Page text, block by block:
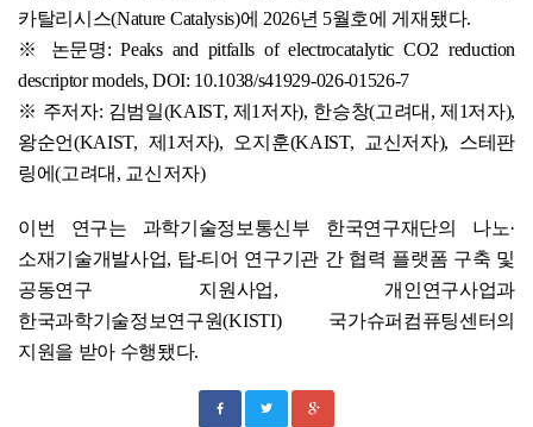
카탈리시스(Nature Catalysis)에 2026년 5월호에 게재됐다.
※ 논문명: Peaks and pitfalls of electrocatalytic CO2 reduction
descriptor models, DOI: 10.1038/s41929-026-01526-7
※ 주저자: 김범일(KAIST, 제1저자), 한승창(고려대, 제1저자),
왕순언(KAIST, 제1저자), 오지훈(KAIST, 교신저자), 스테판
링에(고려대, 교신저자)
이번 연구는 과학기술정보통신부 한국연구재단의 나노·
소재기술개발사업, 탑-티어 연구기관 간 협력 플랫폼 구축 및
공동연구 지원사업, 개인연구사업과
한국과학기술정보연구원(KISTI) 국가슈퍼컴퓨팅센터의
지원을 받아 수행됐다.